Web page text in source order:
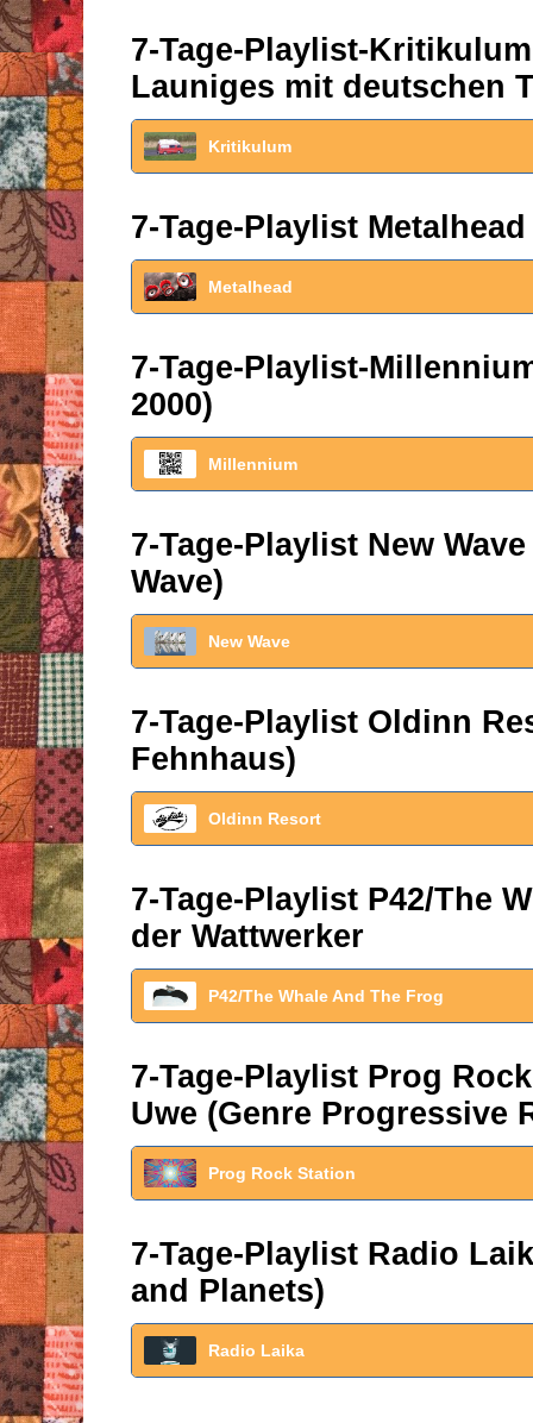
7-Tage-Playlist-
Launiges mit deutschen
Kritikulum
7-Tage-Playlist
Metalhead
7-Tage-Playlist-
2000)
Millennium
7-Tage-Playlist New
Wave)
New Wave
7-Tage-Playlist Oldinn
Fehnhaus)
Oldinn Resort
7-Tage-Playlist P42/The
der Wattwerker
P42/The Whale And The Frog
7-Tage-Playlist Prog
Uwe (Genre Progressive
Prog Rock Station
7-Tage-Playlist Radio
and Planets)
Radio Laika